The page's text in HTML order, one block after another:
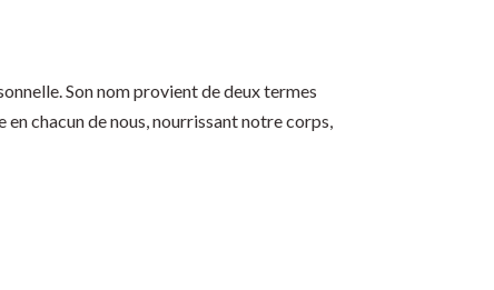
Son nom provient de deux termes
en chacun de nous, nourrissant notre corps,